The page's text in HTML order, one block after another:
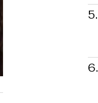
5.
6.